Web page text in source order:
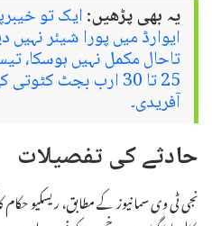
یہ بھی پڑھیں:ایک تو
ایوارڈ میں پورا شیئر نہیں
تاحال مکمل نہیں ہوسکا،
25 تا 30 ارب بجٹ
آفریدی۔
حادثے کی تفصیلات
نجی ٹی وی سما نیوز کے مطابق، ریسکیو حکام